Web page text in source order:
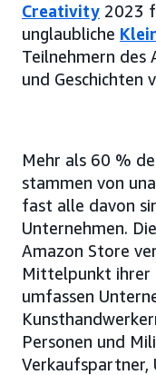
Creativity 2023
unglaubliche
Teilnehmern des
und Geschichten
Mehr als 60 %
stammen von
fast alle davon
Unternehmen.
Amazon Store
Mittelpunkt ihrer
umfassen
Personen und
Verkaufspartner,